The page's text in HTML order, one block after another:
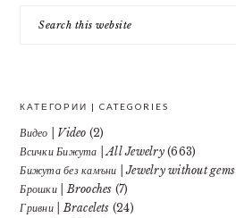
this
КАТЕГОРИИ | CATEGORIES
Видео | Video (2)
Всички Бижута | All Jewelry(663)
Бижута без камъни | Jewelry without gems
Брошки | Brooches (7)
Гривни | Bracelets (24)